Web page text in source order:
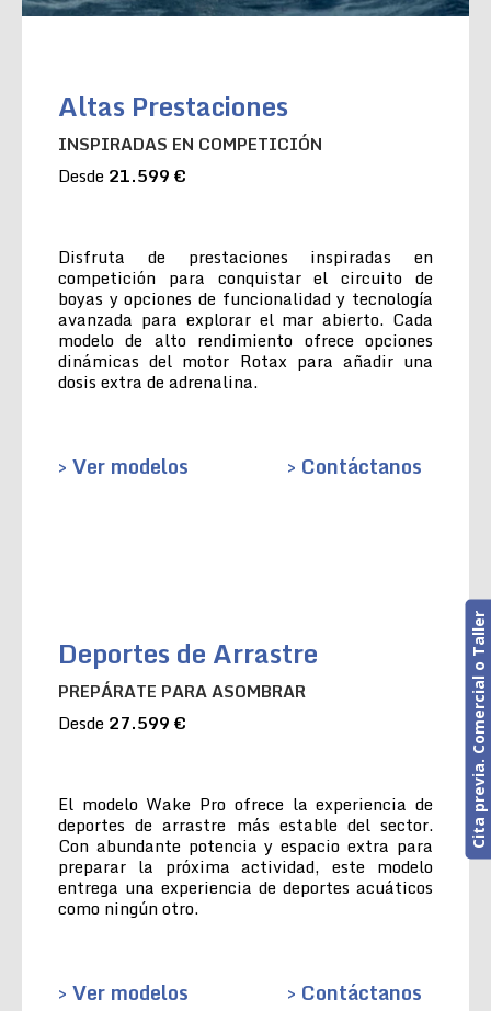
Altas Prestaciones
INSPIRADAS EN COMPETICIÓN
Desde 21.599 €
Disfruta de prestaciones inspiradas en
competición para conquistar el circuito de
boyas y opciones de funcionalidad y tecnología
avanzada para explorar el mar abierto. Cada
modelo de alto rendimiento ofrece opciones
dinámicas del motor Rotax para añadir una
dosis extra de adrenalina.
> Ver modelos > Contáctanos
Deportes de Arrastre
PREPÁRATE PARA ASOMBRAR
Desde 27.599 €
El modelo Wake Pro ofrece la experiencia de
deportes de arrastre más estable del sector.
Con abundante potencia y espacio extra para
preparar la próxima actividad, este modelo
entrega una experiencia de deportes acuáticos
como ningún otro.
> Ver modelos > Contáctanos
Cita previa. Comercial o Taller